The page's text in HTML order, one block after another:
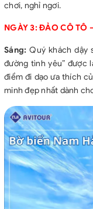
chơi, nghỉ ngơi.
NGÀY 3: ĐẢO CÔ TÔ
Sáng: Quý khách dậy
đường tình yêu” được
điểm đi dạo ưa thích
minh đẹp nhất dành